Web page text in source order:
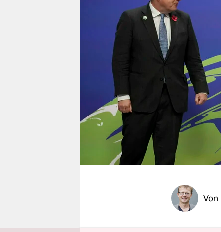
wahrheit
veranstaltungen
fragen & hilfe
unterstützen
genossenschaft
Von